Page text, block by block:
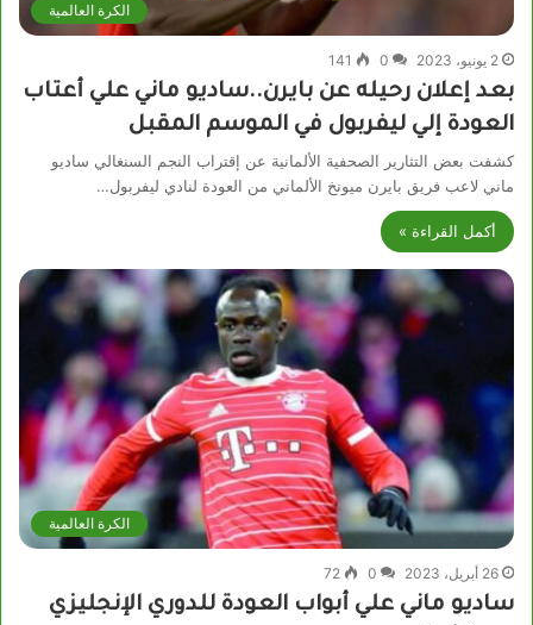
الكرة العالمية
2 يونيو، 2023 0
141
بعد إعلان رحيله عن بايرن..ساديو ماني علي أعتاب
العودة إلي ليفربول في الموسم المقبل
كشفت بعض التثارير الصحفية الألمانية عن إقتراب النجم السنغالي ساديو
ماني لاعب فريق بايرن ميونخ الألماني من العودة لنادي ليفربول…
أكمل القراءة »
الكرة العالمية
26 أبريل، 2023 0
72
ساديو ماني علي أبواب العودة للدوري الإنجليزي